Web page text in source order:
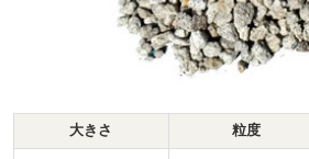
大きさ 粒度